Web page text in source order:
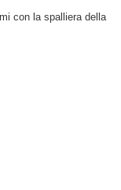
con la spalliera della